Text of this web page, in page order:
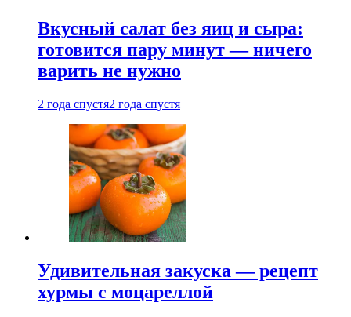
Вкусный салат без яиц и сыра:
готовится пару минут — ничего
варить не нужно
2 года спустя2 года спустя
Удивительная закуска — рецепт
хурмы с моцареллой